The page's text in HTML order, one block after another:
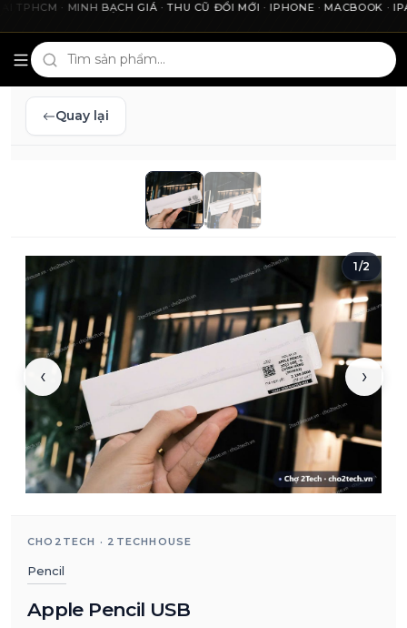
Cho2Tech và 2Techhouse — chợ công nghệ uy tín tại
· MINH BẠCH GIÁ · THU CŨ ĐỔI MỚI · IPHONE · MACBOOK ·
Quay lại
‹ ›
1/2
CHO2TECH · 2TECHHOUSE
Pencil
Apple Pencil USB